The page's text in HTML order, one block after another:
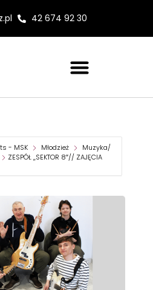
42 674 92 30
- MSK Młodzież
Muzyka/
ZESPÓŁ ,,SEKTOR 8″// ZAJĘCIA